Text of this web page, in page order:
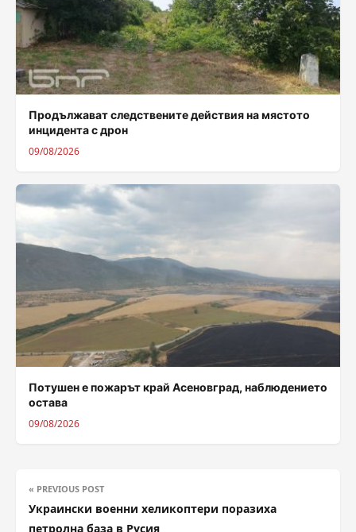
Продължават следствените действия на мястото
инцидента с дрон
09/08/2026
Потушен е пожарът край Асеновград, наблюдението
остава
09/08/2026
« PREVIOUS POST
Украински военни хеликоптери поразиха
петролна база в Русия